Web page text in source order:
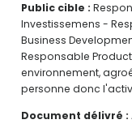
Public cible :
Investissemens -
Business
Responsable
environnement,
personne donc
Document délivré :